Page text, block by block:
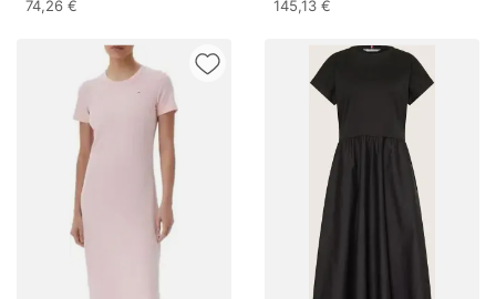
gerippter Struktur
74,26 €
Schwarz (Black), S
145,13 €